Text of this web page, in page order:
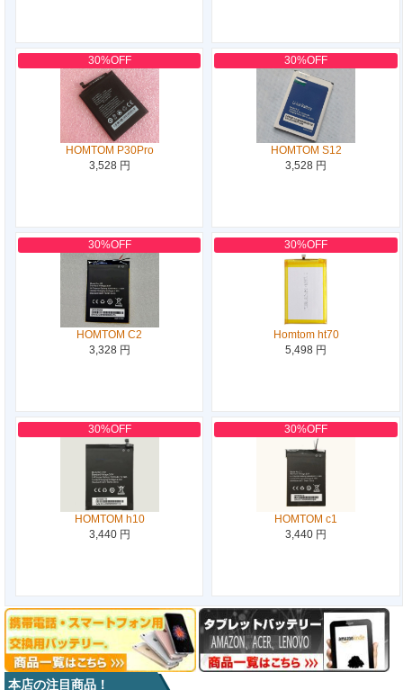
30%OFF
HOMTOM P30Pro
3,528 円
30%OFF
HOMTOM S12
3,528 円
30%OFF
HOMTOM C2
3,328 円
30%OFF
Homtom ht70
5,498 円
30%OFF
HOMTOM h10
3,440 円
30%OFF
HOMTOM c1
3,440 円
本店の注目商品！